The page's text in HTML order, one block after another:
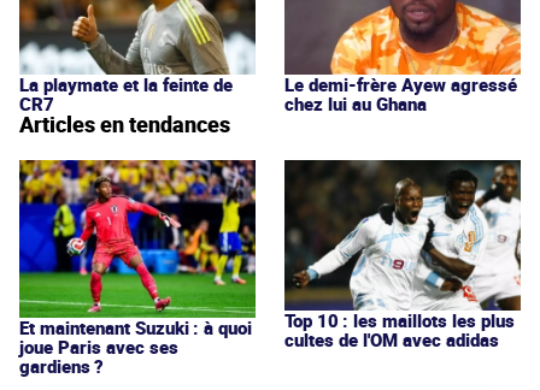
La playmate et la feinte de
CR7
Le demi-frère Ayew agressé
chez lui au Ghana
Articles en tendances
Et maintenant Suzuki : à quoi
joue Paris avec ses
gardiens ?
Top 10 : les maillots les plus
cultes de l'OM avec adidas